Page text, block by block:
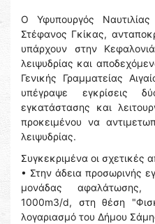
Ο Υφυπουργός Ναυτιλίας
Στέφανος Γκίκας,
υπάρχoυν στην
λειψυδρίας και
Γενικής Γραμματείας
υπέγραψε εγκρίσεις
εγκατάστασης και
προκειμένου να
λειψυδρίας.
Συγκεκριμένα οι σχετικές
• Στην άδεια προσωρινής
μονάδας αφαλάτωσης,
1000m3/d, στη θέση
λογαριασμό του Δήμου